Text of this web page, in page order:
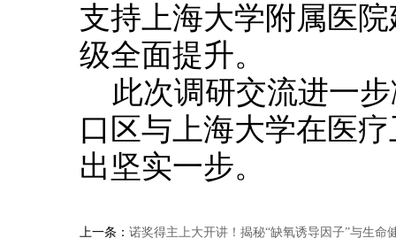
支持上海大学附属医
级全面提升。
此次调研交流进一
口区与上海大学在医
出坚实一步。
上一条： 诺奖得主上大开讲！揭秘“缺氧诱导因子”与生命